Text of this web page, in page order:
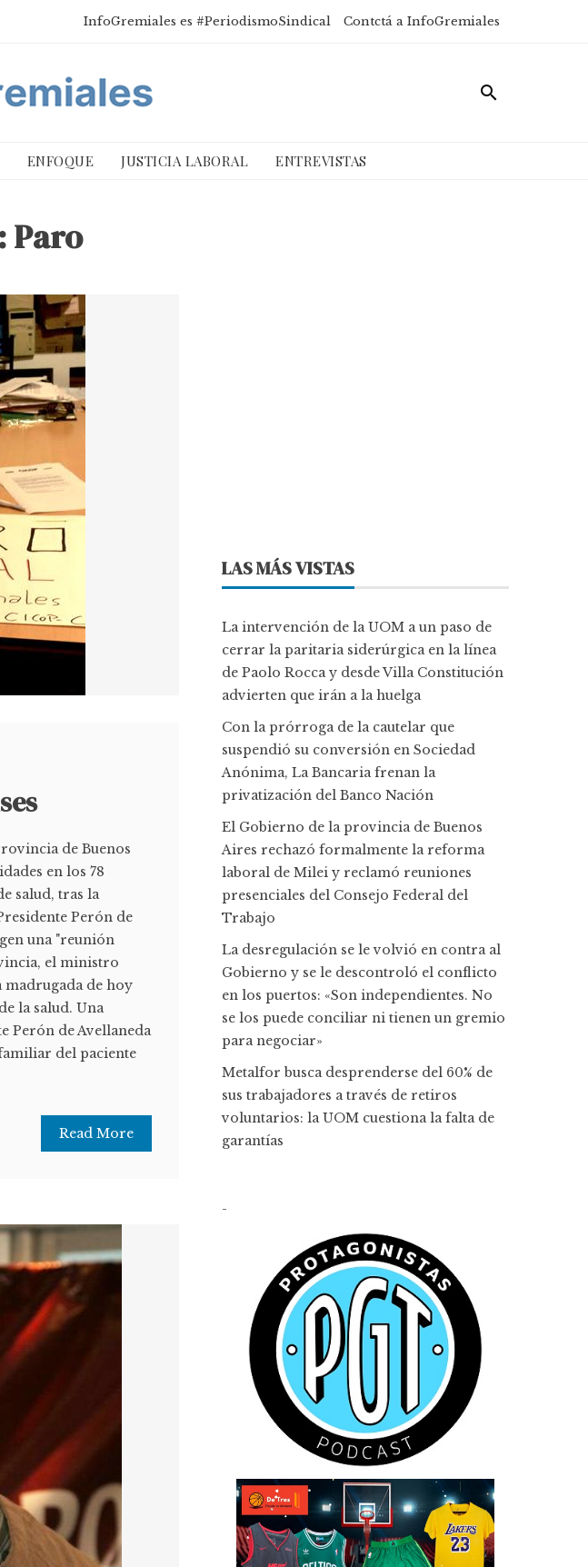
InfoGremiales es #PeriodismoSindical Contctá a InfoGremiales
ENFOQUE JUSTICIA LABORAL ENTREVISTAS
Paro
de Buenos
en los 78
salud, tras la
Perón de
una "reunión
el ministro
madrugada de hoy
la salud. Una
Perón de Avellaneda
del paciente
Read More
LAS MÁS VISTAS
La intervención de la UOM a un paso de
cerrar la paritaria siderúrgica en la línea
de Paolo Rocca y desde Villa Constitución
advierten que irán a la huelga
Con la prórroga de la cautelar que
suspendió su conversión en Sociedad
Anónima, La Bancaria frenan la
privatización del Banco Nación
El Gobierno de la provincia de Buenos
Aires rechazó formalmente la reforma
laboral de Milei y reclamó reuniones
presenciales del Consejo Federal del
Trabajo
La desregulación se le volvió en contra al
Gobierno y se le descontroló el conflicto
en los puertos: «Son independientes. No
se los puede conciliar ni tienen un gremio
para negociar»
Metalfor busca desprenderse del 60% de
sus trabajadores a través de retiros
voluntarios: la UOM cuestiona la falta de
garantías
-